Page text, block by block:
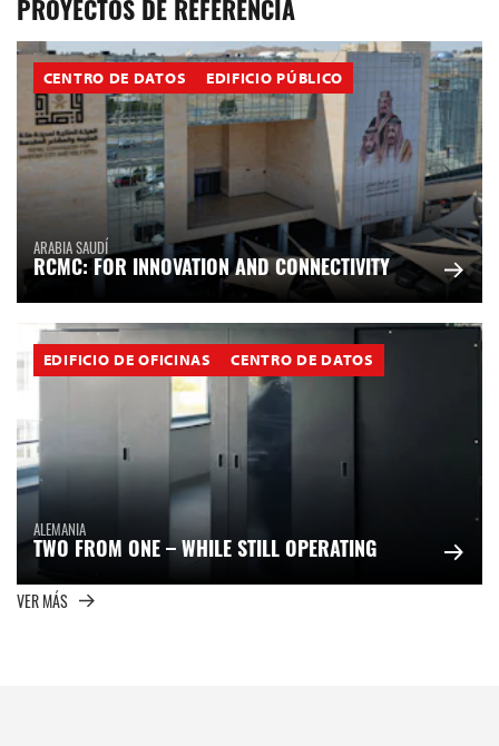
PROYECTOS DE REFERENCIA
CENTRO DE DATOS EDIFICIO PÚBLICO
ARABIA SAUDÍ
RCMC: FOR INNOVATION AND CONNECTIVITY
EDIFICIO DE OFICINAS CENTRO DE DATOS
ALEMANIA
TWO FROM ONE – WHILE STILL OPERATING
VER MÁS